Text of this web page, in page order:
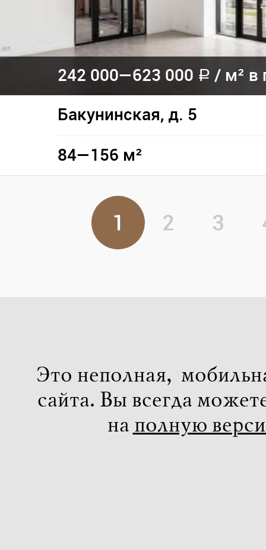
242 000—623 000 a / м² в
Бакунинская, д. 5
84—156 м²
1 2 3
Это неполная,
сайта. Вы всегда
на полную